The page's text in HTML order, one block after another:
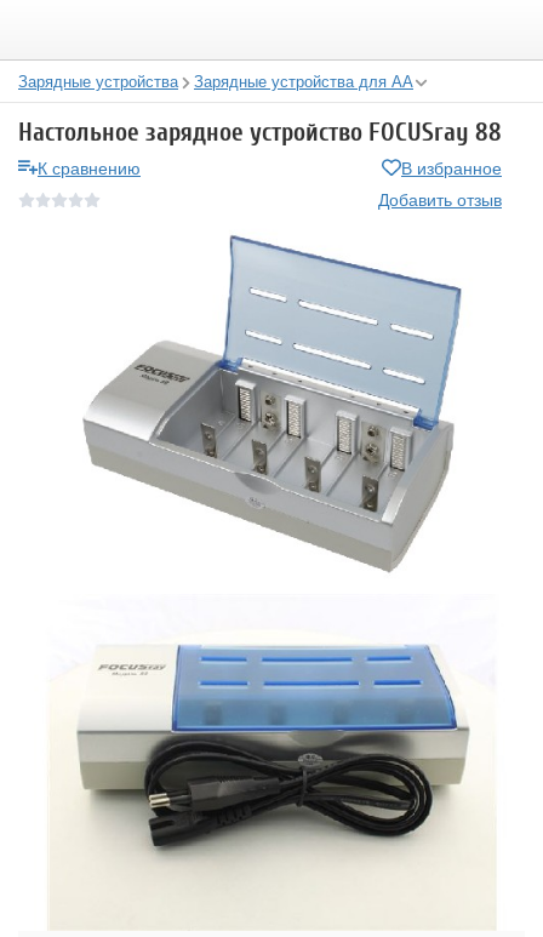
Зарядные устройства Зарядные устройства для АА
Настольное зарядное устройство FOCUSray 88
К сравнению
В избранное
Добавить отзыв